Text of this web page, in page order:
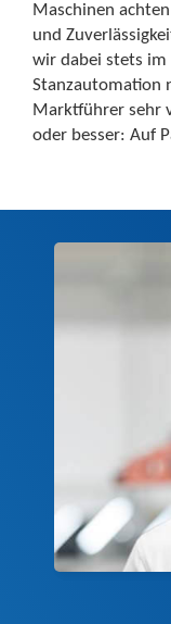
Maschinen
und
wir dabei stets im
Stanzautomation
Marktführer sehr
oder besser: Auf